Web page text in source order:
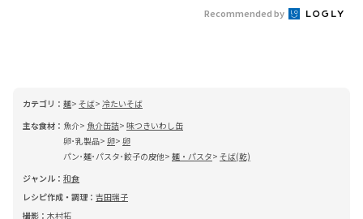
Recommended by
カテゴリ： 麺 そば 冷たいそば
主な食材： 魚介 魚介缶詰 味つきいわし缶
卵･乳製品 卵 卵
パン･麺･パスタ･餃子の皮他 麺・パスタ
そば(乾)
ジャンル： 和食
レシピ作成・調理： 吉田瑞子
撮影： 木村拓